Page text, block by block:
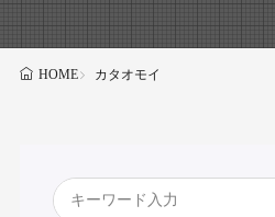
HOME カタオモイ